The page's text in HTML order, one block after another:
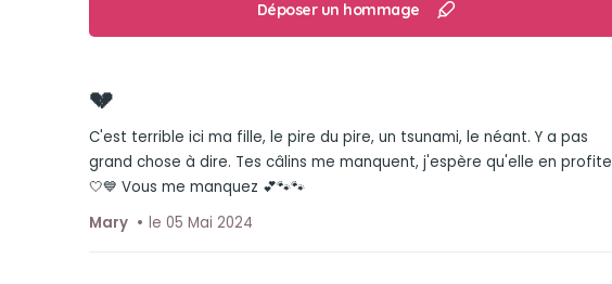
Déposer un hommage
💔
C'est terrible ici ma fille, le pire du pire, un tsunami, le néant. Y a pas
grand chose à dire. Tes câlins me manquent, j'espère qu'elle en profite
🤍💙 Vous me manquez 💕🐾🐾
Mary
le 05 Mai 2024